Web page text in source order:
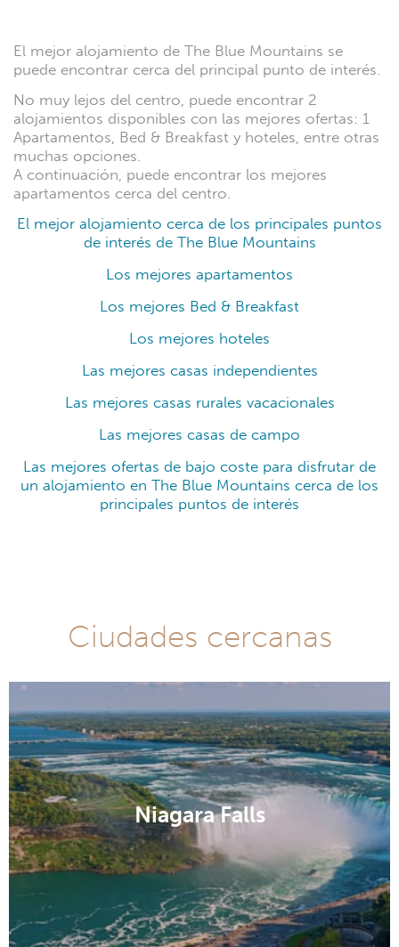
El mejor alojamiento de The Blue Mountains se
puede encontrar cerca del principal punto de interés.
No muy lejos del centro, puede encontrar 2
alojamientos disponibles con las mejores ofertas: 1
Apartamentos, Bed & Breakfast y hoteles, entre otras
muchas opciones.
A continuación, puede encontrar los mejores
apartamentos cerca del centro.
El mejor alojamiento cerca de los principales puntos
de interés de The Blue Mountains
Los mejores apartamentos
Los mejores Bed & Breakfast
Los mejores hoteles
Las mejores casas independientes
Las mejores casas rurales vacacionales
Las mejores casas de campo
Las mejores ofertas de bajo coste para disfrutar de
un alojamiento en The Blue Mountains cerca de los
principales puntos de interés
Ciudades cercanas
Niagara Falls